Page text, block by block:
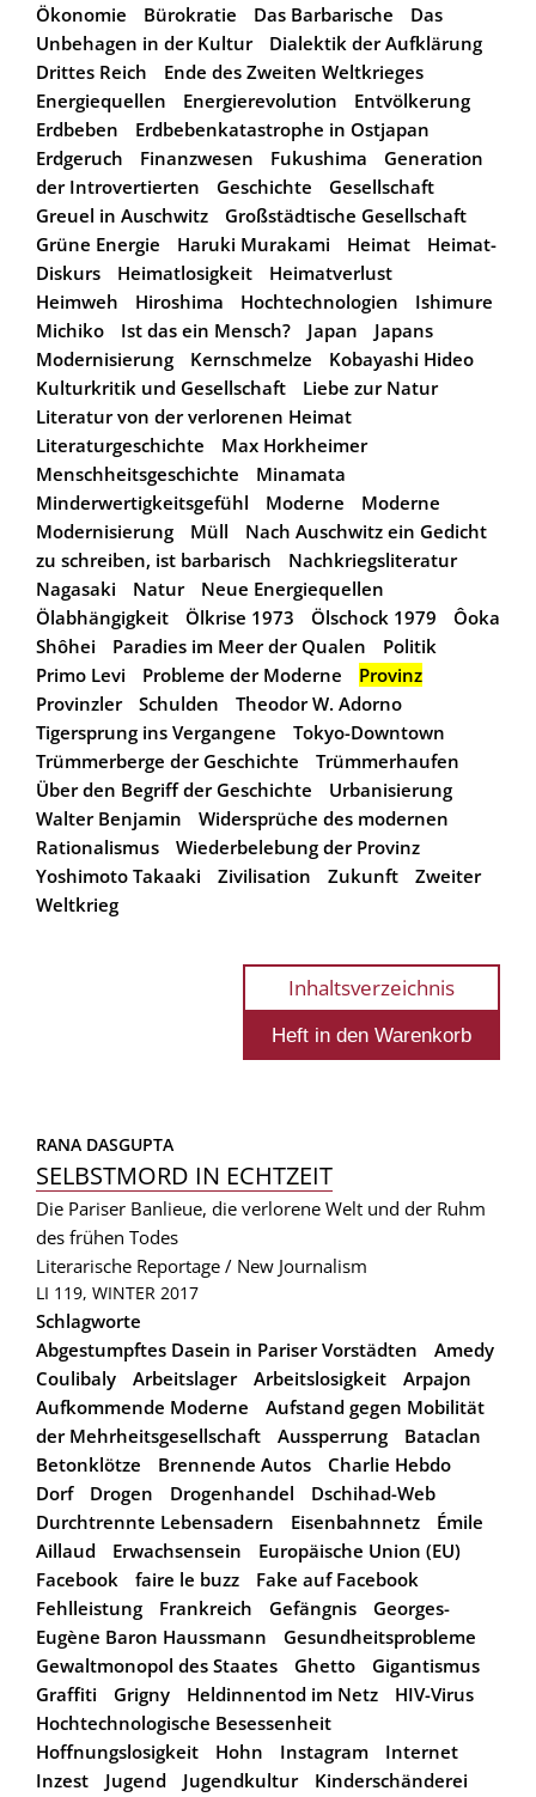
Ökonomie
Bürokratie Das Barbarische
Das
Unbehagen in der Kultur
Dialektik der Aufklärung
Drittes Reich
Ende des Zweiten Weltkrieges
Energiequellen
Energierevolution
Entvölkerung
Erdbeben
Erdbebenkatastrophe in Ostjapan
Erdgeruch
Finanzwesen Fukushima
Generation
der Introvertierten
Geschichte
Gesellschaft
Greuel in Auschwitz
Großstädtische Gesellschaft
Grüne Energie
Haruki Murakami Heimat
Heimat-
Diskurs
Heimatlosigkeit
Heimatverlust
Heimweh
Hiroshima Hochtechnologien
Ishimure
Michiko
Ist das ein Mensch? Japan
Japans
Modernisierung
Kernschmelze
Kobayashi Hideo
Kulturkritik und Gesellschaft
Liebe zur Natur
Literatur von der verlorenen Heimat
Literaturgeschichte
Max Horkheimer
Menschheitsgeschichte
Minamata
Minderwertigkeitsgefühl
Moderne
Moderne
Modernisierung
Müll
Nach Auschwitz ein Gedicht
zu schreiben, ist barbarisch
Nachkriegsliteratur
Nagasaki
Natur
Neue Energiequellen
Ölabhängigkeit
Ölkrise 1973 Ölschock 1979
Ôoka
Shôhei
Paradies im Meer der Qualen
Politik
Primo Levi
Probleme der Moderne
Provinz
Provinzler
Schulden
Theodor W. Adorno
Tigersprung ins Vergangene
Tokyo-Downtown
Trümmerberge der Geschichte
Trümmerhaufen
Über den Begriff der Geschichte
Urbanisierung
Walter Benjamin
Widersprüche des modernen
Rationalismus
Wiederbelebung der Provinz
Yoshimoto Takaaki
Zivilisation Zukunft
Zweiter
Weltkrieg
Inhaltsverzeichnis
RANA DASGUPTA
SELBSTMORD IN ECHTZEIT
Die Pariser Banlieue, die verlorene Welt und der Ruhm
des frühen Todes
Literarische Reportage / New Journalism
LI 119, WINTER 2017
Schlagworte
Abgestumpftes Dasein in Pariser Vorstädten
Amedy
Coulibaly
Arbeitslager Arbeitslosigkeit
Arpajon
Aufkommende Moderne
Aufstand gegen Mobilität
der Mehrheitsgesellschaft
Aussperrung
Bataclan
Betonklötze
Brennende Autos
Charlie Hebdo
Dorf
Drogen Drogenhandel
Dschihad-Web
Durchtrennte Lebensadern
Eisenbahnnetz
Émile
Aillaud
Erwachsensein
Europäische Union (EU)
Facebook
faire le buzz
Fake auf Facebook
Fehlleistung
Frankreich Gefängnis
Georges-
Eugène Baron Haussmann
Gesundheitsprobleme
Gewaltmonopol des Staates
Ghetto
Gigantismus
Graffiti
Grigny Heldinnentod im Netz
HIV-Virus
Hochtechnologische Besessenheit
Hoffnungslosigkeit
Hohn Instagram
Internet
Inzest
Jugend Jugendkultur
Kinderschänderei